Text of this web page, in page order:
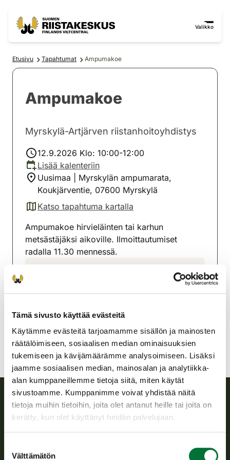
Tämä sivusto käyttää evästeitä
Käytämme evästeitä tarjoamamme sisällön ja mainosten
räätälöimiseen, sosiaalisen median ominaisuuksien
tukemiseen ja kävijämäärämme analysoimiseen. Lisäksi
jaamme sosiaalisen median, mainosalan ja analytiikka-
alan kumppaneillemme tietoja siitä, miten käytät
sivustoamme. Kumppanimme voivat yhdistää näitä
tietoja muihin tietoihin, joita olet antanut heille tai joita on
kerätty, kun olet käyttänyt heidän palvelujaan.
valinta
Välttämätön
Valikko
Etusivu Tapahtumat Ampumakoe
Ampumakoe
Myrskylä-Artjärven riistanhoitoyhdistys
12.9.2026 Klo: 10:00-12:00
Lisää kalenteriin
Uusimaa | Myrskylän ampumarata,
Koukjärventie, 07600 Myrskylä
Katso tapahtuma kartalla
(avautuu uuteen välilehteen)
Ampumakoe hirvieläinten tai karhun
metsästäjäksi aikoville. Ilmoittautumiset
radalla 11.30 mennessä.
myrskyla-artjarvi@rhy.riista.fi
Suomen riistakeskus
riistanhoitoyhdistysten toimintaa ja huolehtii riistapolitiikan